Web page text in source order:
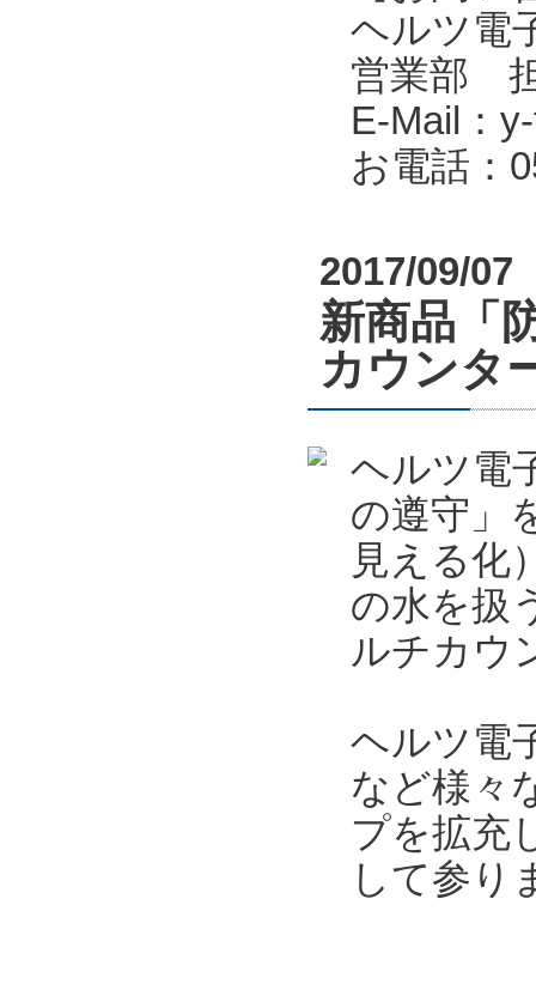
ヘルツ電
営業部
E-Mail：
お電話：
2017/09/07
新商品「
カウンタ
ヘルツ電
の遵守」
見える化
の水を扱
ルチカウ
ヘルツ電
など様々
プを拡充
して参り